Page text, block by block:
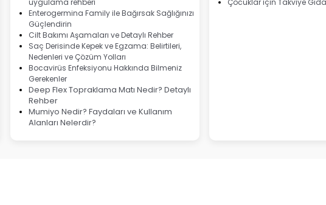
uygulama rehberi
Enterogermina Family ile Bağırsak Sağlığınızı
Güçlendirin
Cilt Bakımı Aşamaları ve Detaylı Rehber
Saç Derisinde Kepek ve Egzama: Belirtileri,
Nedenleri ve Çözüm Yolları
Bocavirüs Enfeksiyonu Hakkında Bilmeniz
Gerekenler
Deep Flex Topraklama Matı Nedir? Detaylı
Rehber
Mumiyo Nedir? Faydaları ve Kullanım
Alanları Nelerdir?
Çocuklar için Takviye